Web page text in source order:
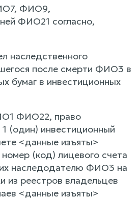
ФИО9,
ФИО21 согласно,
наследственного
после смерти ФИО3 в
бумаг в инвестиционных
ФИО22, право
(один) инвестиционный
<данные изъяты>
(код) лицевого счета
наследодателю ФИО3 на
из реестров владельцев
<данные изъяты>